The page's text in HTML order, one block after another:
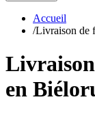
Accueil
/Livraison de
en